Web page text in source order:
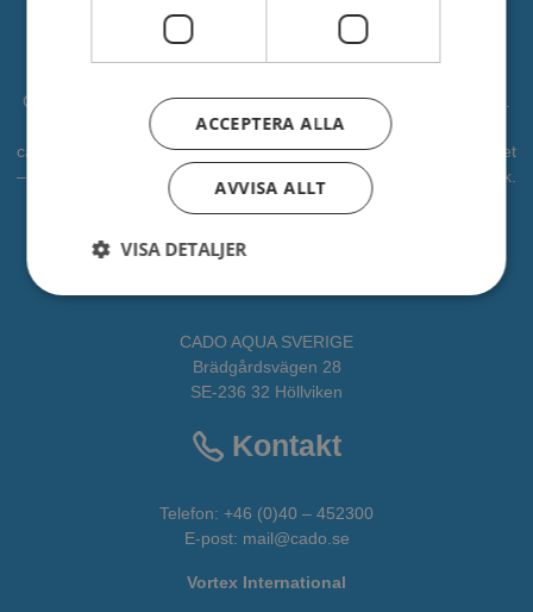
Om oss
CADO är en professionell leverantör av vattenlek, lekplatser mm.
Vi har levererat vattenlek till kommuner, djurparker och
campingplatser. Vi vill bidra som en partner i alla faser av projektet
– från idé till verklighet. CADOAQUA är vår avdelning för vattenlek.
All fakta om CADO får du HÄR
CADO AQUA SVERIGE
Brädgårdsvägen 28
SE-236 32 Höllviken
Kontakt
Telefon: +46 (0)40 – 452300
E-post: mail@cado.se
Vortex International
ACCEPTERA ALLA
AVVISA ALLT
VISA DETALJER